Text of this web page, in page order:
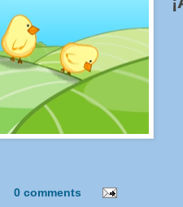
0 comments